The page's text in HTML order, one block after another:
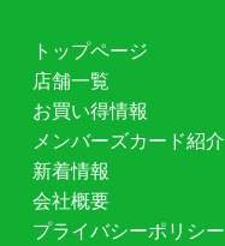
トップページ
店舗一覧
お買い得情報
メンバーズカード紹介
新着情報
会社概要
プライバシーポリシー